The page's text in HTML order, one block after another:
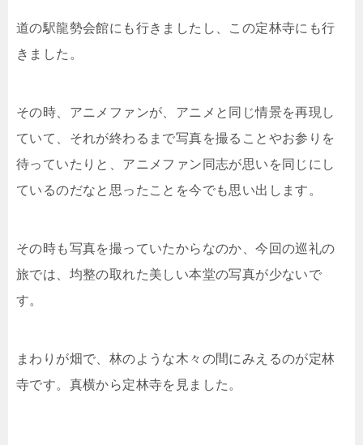
道の駅龍勢会館にも行きましたし、この定林寺にも行
きました。
その時、アニメファンが、アニメと同じ情景を再現し
ていて、それが終わるまで写真を撮ることやお参りを
待っていたりと、アニメファン同志が思いを同じにし
ているのだなと思ったことを今でも思い出します。
その時も写真を撮っていたからなのか、今回の巡礼の
旅では、均整の取れた美しい本堂の写真が少ないで
す。
まわりが畑で、林のような木々の間にみえるのが定林
寺です。真横から定林寺を見ました。